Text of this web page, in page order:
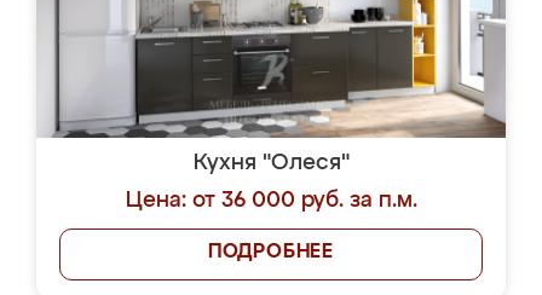
Кухня "Олеся"
Цена: от 36 000 руб. за п.м.
ПОДРОБНЕЕ